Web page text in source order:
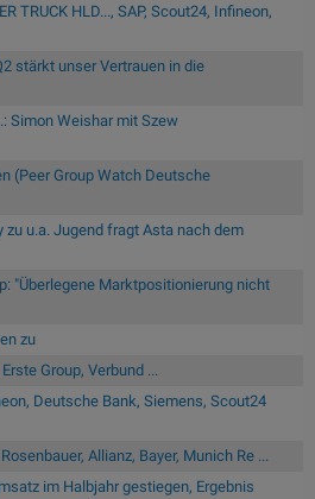
TRUCK HLD..., SAP, Scout24, Infineon,
stärkt unser Vertrauen in die
Simon Weishar mit Szew
(Peer Group Watch Deutsche
u.a. Jugend fragt Asta nach dem
"Überlegene Marktpositionierung nicht
zu
Group, Verbund ...
Deutsche Bank, Siemens, Scout24
Allianz, Bayer, Munich Re ...
im Halbjahr gestiegen, Ergebnis